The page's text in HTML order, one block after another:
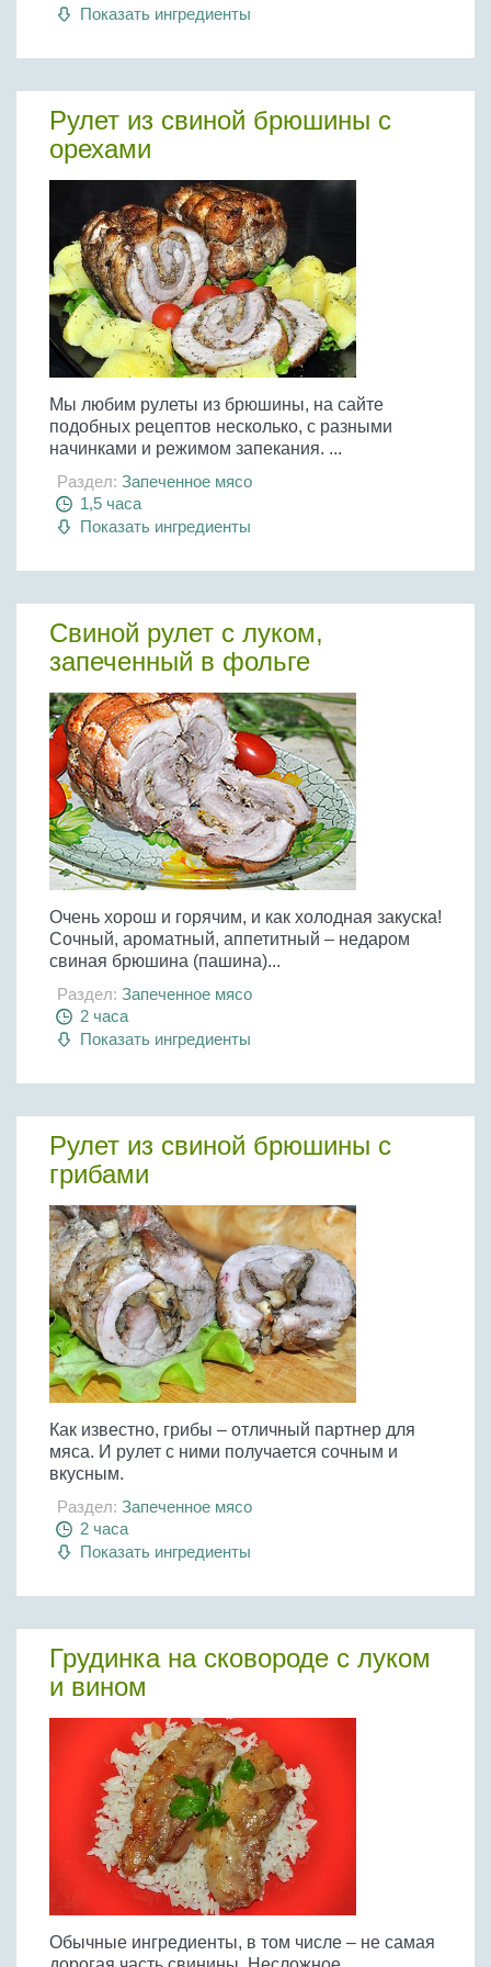
Бобовые
Показать ингредиенты
Рулет из свиной брюшины с
орехами
Мы любим рулеты из брюшины, на сайте
подобных рецептов несколько, с разными
начинками и режимом запекания. ...
Раздел: Запеченное мясо
1,5 часа
Показать ингредиенты
Свиной рулет с луком,
запеченный в фольге
Очень хорош и горячим, и как холодная закуска!
Сочный, ароматный, аппетитный – недаром
свиная брюшина (пашина)...
Раздел: Запеченное мясо
2 часа
Показать ингредиенты
Рулет из свиной брюшины с
грибами
Как известно, грибы – отличный партнер для
мяса. И рулет с ними получается сочным и
вкусным.
Раздел: Запеченное мясо
2 часа
Показать ингредиенты
Грудинка на сковороде с луком
и вином
Обычные ингредиенты, в том числе – не самая